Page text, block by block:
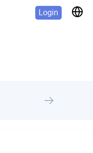
Login